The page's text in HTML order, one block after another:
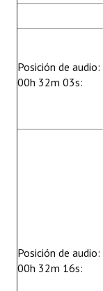
Posición de audio:
00h 32m 03s:
Posición de audio:
00h 32m 16s: